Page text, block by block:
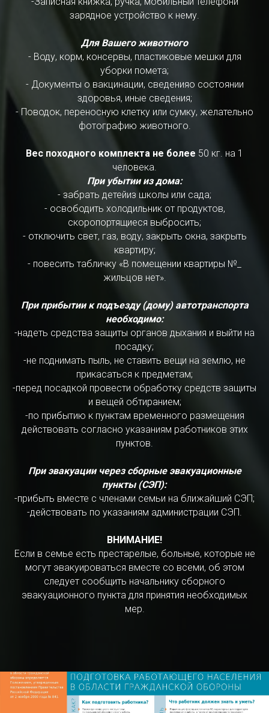
зарядное устройство к нему.
Для Вашего животного
- Воду, корм, консервы, пластиковые мешки для
уборки помета;
- Документы о вакцинации, сведенияо состоянии
здоровья, иные сведения;
- Поводок, переносную клетку или сумку, желательно
фотографию животного.
Вес походного комплекта не более 50 кг. на 1
человека.
При убытии из дома:
- забрать детейиз школы или сада;
- освободить холодильник от продуктов,
скоропортящиеся выбросить;
- отключить свет, газ, воду, закрыть окна, закрыть
квартиру;
- повесить табличку «В помещении квартиры №_
жильцов нет».
При прибытии к подъезду (дому) автотранспорта
необходимо:
-надеть средства защиты органов дыхания и выйти на
посадку;
-не поднимать пыль, не ставить вещи на землю, не
прикасаться к предметам;
-перед посадкой провести обработку средств защиты
и вещей обтиранием;
-по прибытию к пунктам временного размещения
действовать согласно указаниям работников этих
пунктов.
При эвакуации через сборные эвакуационные
пункты (СЭП):
-прибыть вместе с членами семьи на ближайший СЭП;
-действовать по указаниям администрации СЭП.
ВНИМАНИЕ!
Если в семье есть престарелые, больные, которые не
могут эвакуироваться вместе со всеми, об этом
следует сообщить начальнику сборного
эвакуационного пункта для принятия необходимых
мер.